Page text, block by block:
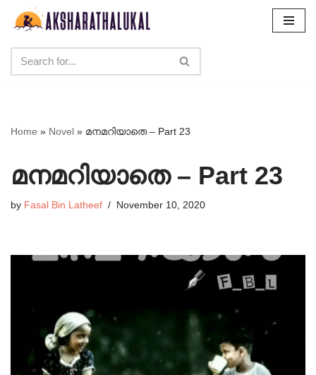
content
Home » Novel » മനമറിയാതെ – Part 23
മനമറിയാതെ – Part 23
by Fasal Bin Latheef November 10, 2020